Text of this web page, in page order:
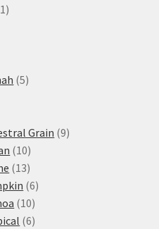
1 1
55
Grain 99
1010
produktů
1313
produktů
66
1010
produktů
66